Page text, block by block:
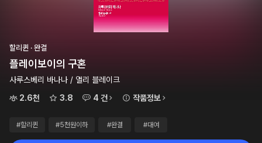
할리퀸 · 완결
플레이보이의 구혼
사루스베리 바나나 / 앨리 블레이크
2.6천
3.8 4 건 작품정보
#할리퀸 #5천원이하 #완결 #대여